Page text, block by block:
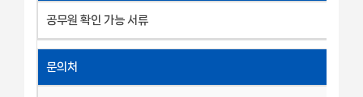
공무원 확인 가능 서류
문의처